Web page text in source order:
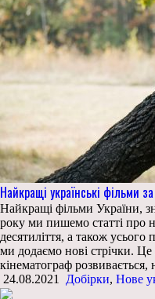
Найкращі українські фільми
Найкращі фільми України,
року ми пишемо статті про
десятиліття, а також усього
ми додаємо нові стрічки. Це
кінематограф
24.08.2021
Добірки, Нове